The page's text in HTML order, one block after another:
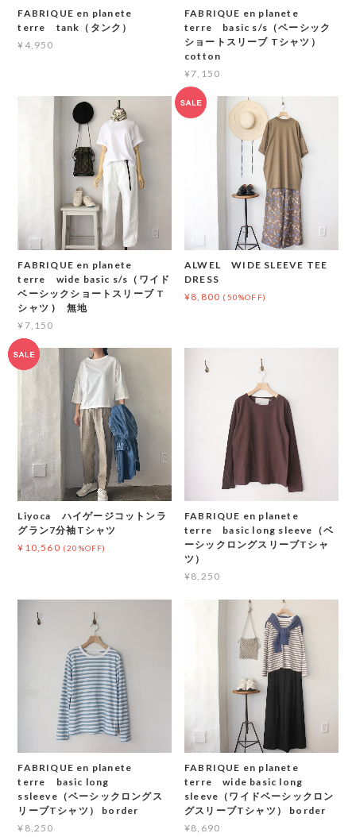
FABRIQUE en planete
terre tank（タンク）
¥4,950
FABRIQUE en planete
terre basic s/s（ベーシック
ショートスリーブ Tシャツ）
cotton
¥7,150
FABRIQUE en planete
terre wide basic s/s（ワイド
ベーシックショートスリーブ T
シャツ ) 無地
¥7,150
ALWEL WIDE SLEEVE TEE
DRESS
¥8,800 (50%OFF)
Liyoca ハイゲージコットンラ
グラン7分袖Tシャツ
¥10,560 (20%OFF)
FABRIQUE en planete
terre basic long sleeve（ベ
ーシックロングスリーブTシャ
ツ）
¥8,250
FABRIQUE en planete
terre basic long
ssleeve（ベーシックロングス
リーブTシャツ） border
¥8,250
FABRIQUE en planete
terre wide basic long
sleeve（ワイドベーシックロン
グスリーブTシャツ） border
¥8,690